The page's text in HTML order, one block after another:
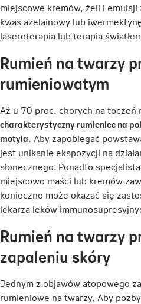
miejscowe kremów, żeli i
kwas azelainowy lub
laseroterapia lub terapia
Rumień na twarzy
rumieniowatym
Aż u 70 proc. chorych na
charakterystyczny rumieniec na
motyla. Aby zapobiegać
jest unikanie ekspozycji na
słonecznego. Ponadto
miejscowo maści lub kremów
konieczne może okazać się
lekarza leków
Rumień na twarzy
zapaleniu skóry
Jednym z objawów atopowego
rumieniowe na twarzy. Aby